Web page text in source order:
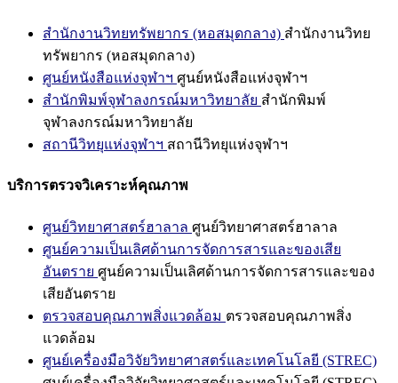
สำนักงานวิทยทรัพยากร (หอสมุดกลาง) สำนักงานวิทย
ทรัพยากร (หอสมุดกลาง)
ศูนย์หนังสือแห่งจุฬาฯ ศูนย์หนังสือแห่งจุฬาฯ
สำนักพิมพ์จุฬาลงกรณ์มหาวิทยาลัย สำนักพิมพ์
จุฬาลงกรณ์มหาวิทยาลัย
สถานีวิทยุแห่งจุฬาฯ สถานีวิทยุแห่งจุฬาฯ
บริการตรวจวิเคราะห์คุณภาพ
ศูนย์วิทยาศาสตร์ฮาลาล ศูนย์วิทยาศาสตร์ฮาลาล
ศูนย์ความเป็นเลิศด้านการจัดการสารและของเสีย
อันตราย ศูนย์ความเป็นเลิศด้านการจัดการสารและของ
เสียอันตราย
ตรวจสอบคุณภาพสิ่งแวดล้อม ตรวจสอบคุณภาพสิ่ง
แวดล้อม
ศูนย์เครื่องมือวิจัยวิทยาศาสตร์และเทคโนโลยี (STREC)